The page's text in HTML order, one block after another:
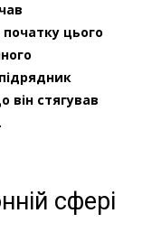
цього
він стягував
сфері